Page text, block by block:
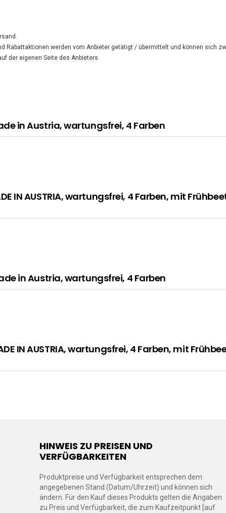
Rabattaktionen werden vom Anbieter getätigt / übermittelt und können sich
der eigenen Seite des Anbieters.
in Austria, wartungsfrei, 4 Farben
IN AUSTRIA, wartungsfrei, 4 Farben, mit
in Austria, wartungsfrei, 4 Farben
IN AUSTRIA, wartungsfrei, 4 Farben, mit
HINWEIS ZU PREISEN UND
VERFÜGBARKEITEN
Produktpreise und Verfügbarkeit entsprechen dem
angegebenen Stand (Datum/Uhrzeit) und können sich
ändern. Für den Kauf dieses Produkts gelten die Angaben
zu Preis und Verfügbarkeit, die zum Kaufzeitpunkt [auf